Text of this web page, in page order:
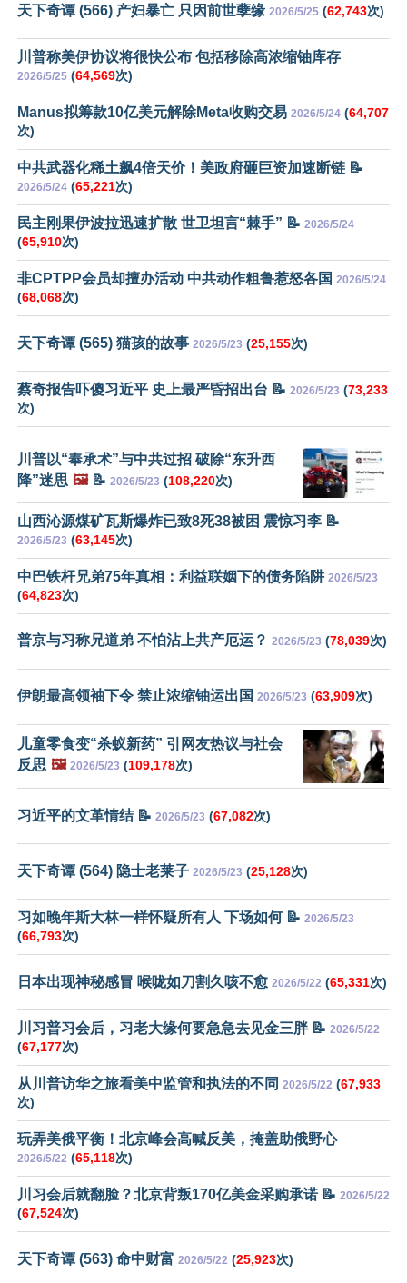
天下奇谭 (566) 产妇暴亡 只因前世孽缘 2026/5/25 (62,743次)
川普称美伊协议将很快公布 包括移除高浓缩铀库存
2026/5/25 (64,569次)
Manus拟筹款10亿美元解除Meta收购交易 2026/5/24 (64,707
次)
中共武器化稀土飙4倍天价！美政府砸巨资加速断链 📝
2026/5/24 (65,221次)
民主刚果伊波拉迅速扩散 世卫坦言“棘手” 📝 2026/5/24
(65,910次)
非CPTPP会员却擅办活动 中共动作粗鲁惹怒各国 2026/5/24
(68,068次)
天下奇谭 (565) 猫孩的故事 2026/5/23 (25,155次)
蔡奇报告吓傻习近平 史上最严昏招出台 📝 2026/5/23 (73,233
次)
川普以“奉承术”与中共过招 破除“东升西
降”迷思 🖼️📝 2026/5/23 (108,220次)
山西沁源煤矿瓦斯爆炸已致8死38被困 震惊习李 📝
2026/5/23 (63,145次)
中巴铁杆兄弟75年真相：利益联姻下的债务陷阱 2026/5/23
(64,823次)
普京与习称兄道弟 不怕沾上共产厄运？ 2026/5/23 (78,039次)
伊朗最高领袖下令 禁止浓缩铀运出国 2026/5/23 (63,909次)
儿童零食变“杀蚁新药” 引网友热议与社会
反思 🖼️ 2026/5/23 (109,178次)
习近平的文革情结 📝 2026/5/23 (67,082次)
天下奇谭 (564) 隐士老莱子 2026/5/23 (25,128次)
习如晚年斯大林一样怀疑所有人 下场如何 📝 2026/5/23
(66,793次)
日本出现神秘感冒 喉咙如刀割久咳不愈 2026/5/22 (65,331次)
川习普习会后，习老大缘何要急急去见金三胖 📝 2026/5/22
(67,177次)
从川普访华之旅看美中监管和执法的不同 2026/5/22 (67,933
次)
玩弄美俄平衡！北京峰会高喊反美，掩盖助俄野心
2026/5/22 (65,118次)
川习会后就翻脸？北京背叛170亿美金采购承诺 📝 2026/5/22
(67,524次)
天下奇谭 (563) 命中财富 2026/5/22 (25,923次)